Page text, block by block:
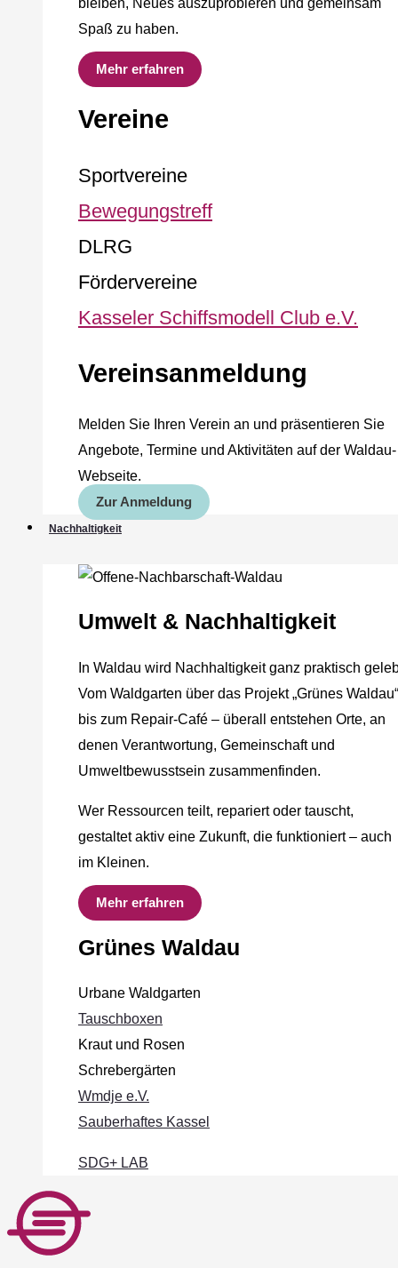
Spaß zu haben.
Mehr erfahren
Vereine
Sportvereine
Bewegungstreff
DLRG
Fördervereine
Kasseler Schiffsmodell Club e.V.
Vereinsanmeldung
Melden Sie Ihren Verein an und präsentieren Sie
Angebote, Termine und Aktivitäten auf der Waldau-
Webseite.
Zur Anmeldung
Nachhaltigkeit
Umwelt & Nachhaltigkeit
In Waldau wird Nachhaltigkeit ganz praktisch
Vom Waldgarten über das Projekt „Grünes Waldau“
bis zum Repair-Café – überall entstehen Orte, an
denen Verantwortung, Gemeinschaft und
Umweltbewusstsein zusammenfinden.
Wer Ressourcen teilt, repariert oder tauscht,
gestaltet aktiv eine Zukunft, die funktioniert – auch
im Kleinen.
Mehr erfahren
Grünes Waldau
Urbane Waldgarten
Tauschboxen
Kraut und Rosen
Schrebergärten
Wmdje e.V.
Sauberhaftes Kassel
SDG+ LAB